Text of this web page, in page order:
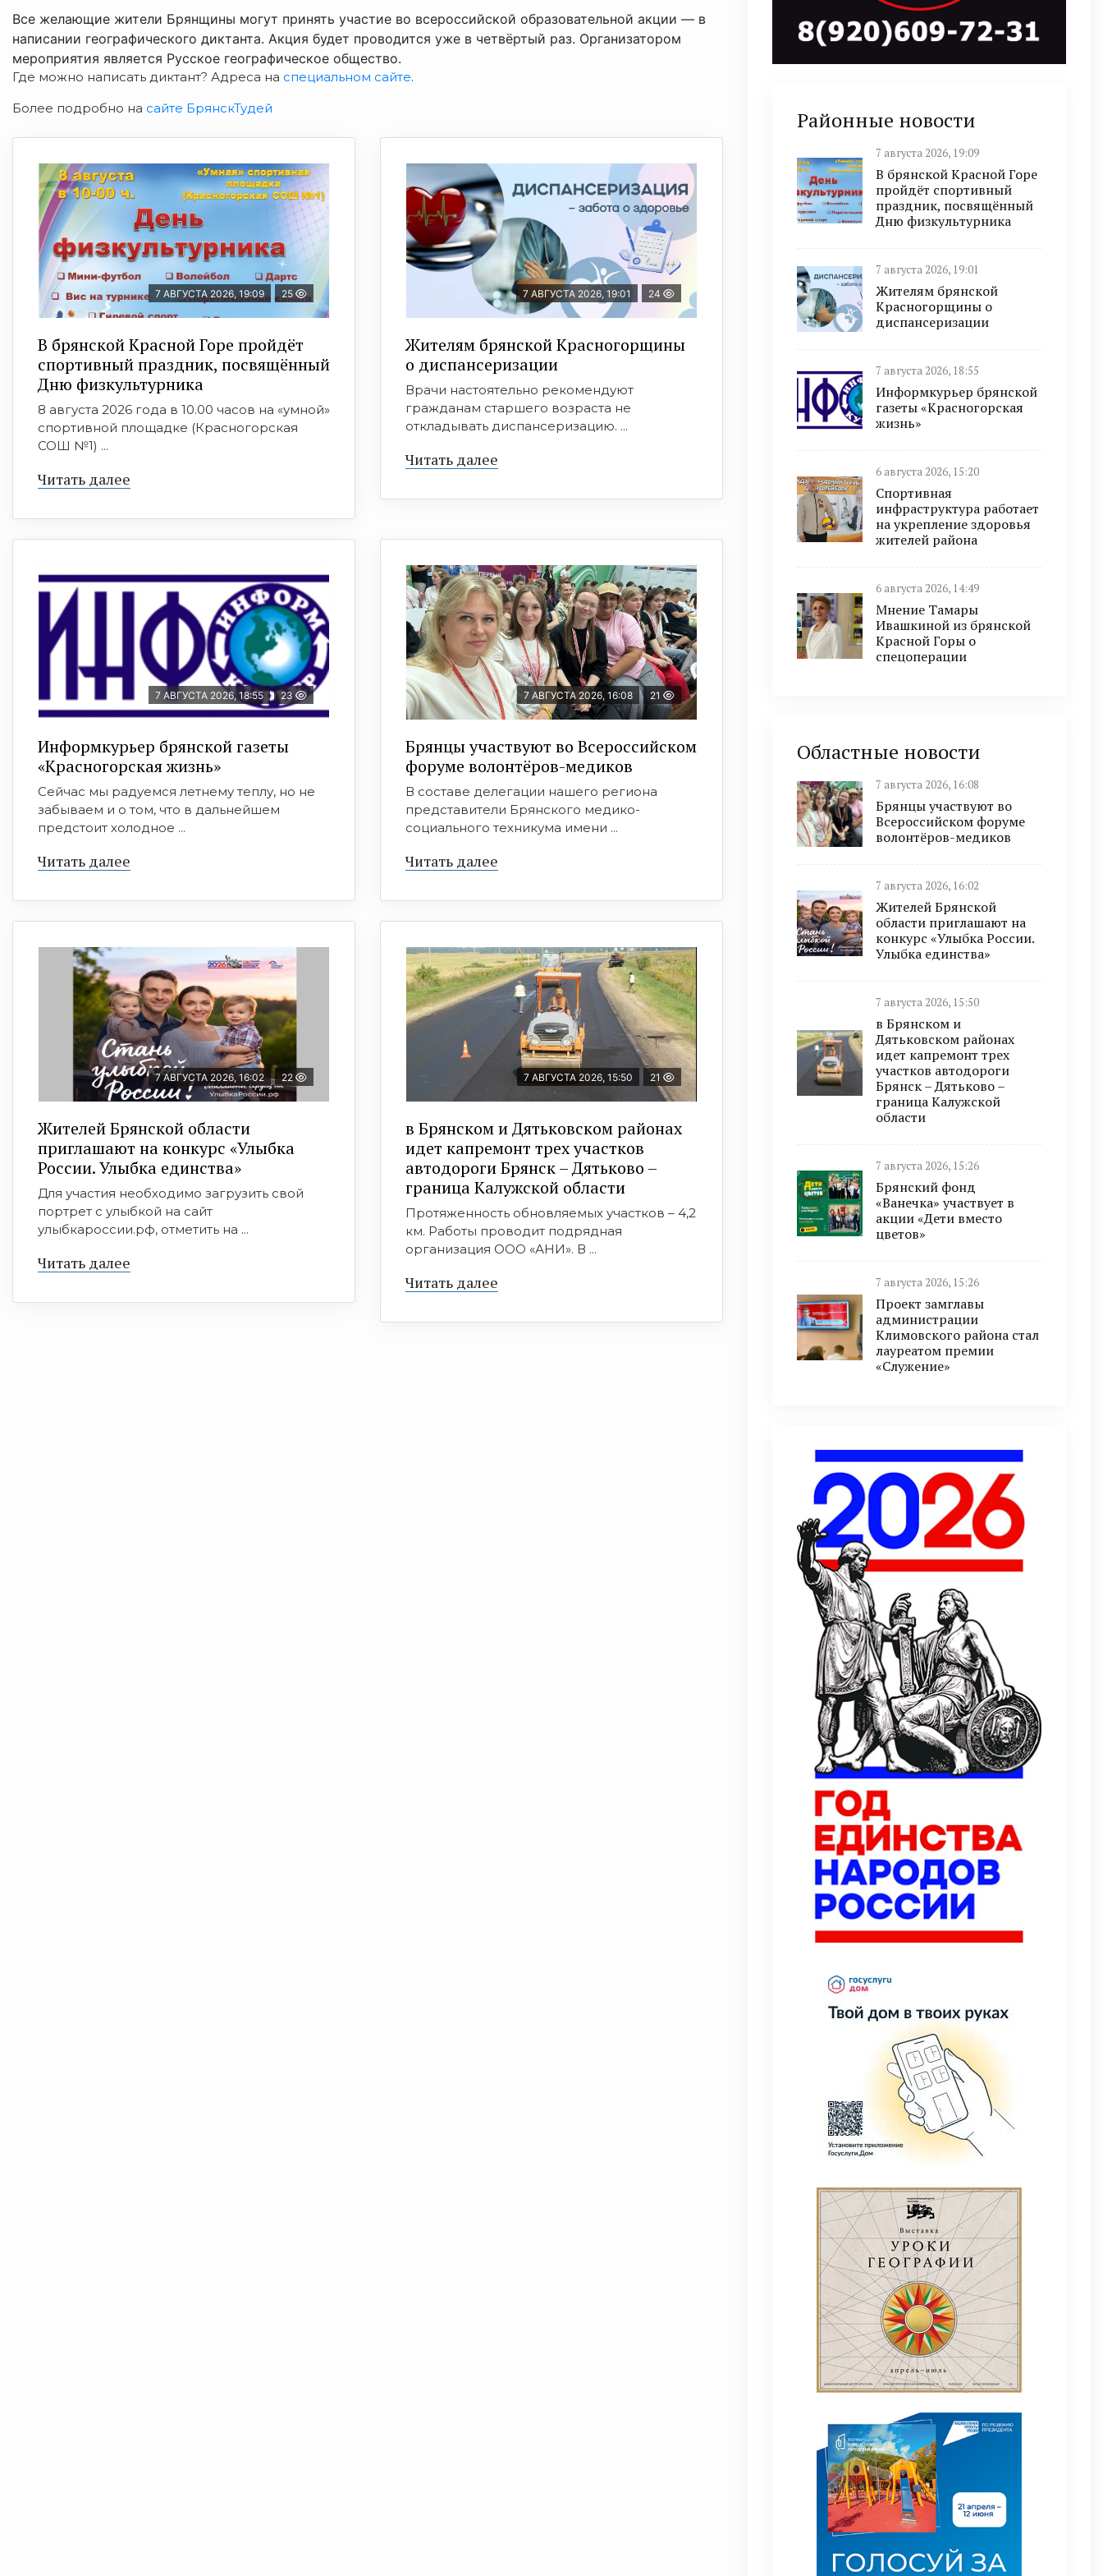
Все желающие жители Брянщины могут принять участие во всероссийской образовательной акции — в
написании географического диктанта. Акция будет проводится уже в четвёртый раз. Организатором
мероприятия является Русское географическое общество.
Где можно написать диктант? Адреса на специальном сайте.
Более подробно на сайте БрянскТудей
7 АВГУСТА 2026, 19:09 25
В брянской Красной Горе пройдёт
спортивный праздник, посвящённый
Дню физкультурника
8 августа 2026 года в 10.00 часов на «умной»
спортивной площадке (Красногорская
СОШ №1) ...
Читать далее
7 АВГУСТА 2026, 19:01 24
Жителям брянской Красногорщины
о диспансеризации
Врачи настоятельно рекомендуют
гражданам старшего возраста не
откладывать диспансеризацию. ...
Читать далее
7 АВГУСТА 2026, 18:55 23
Информкурьер брянской газеты
«Красногорская жизнь»
Сейчас мы радуемся летнему теплу, но не
забываем и о том, что в дальнейшем
предстоит холодное ...
Читать далее
7 АВГУСТА 2026, 16:08 21
Брянцы участвуют во Всероссийском
форуме волонтёров-медиков
В составе делегации нашего региона
представители Брянского медико-
социального техникума имени ...
Читать далее
7 АВГУСТА 2026, 16:02 22
Жителей Брянской области
приглашают на конкурс «Улыбка
России. Улыбка единства»
Для участия необходимо загрузить свой
портрет с улыбкой на сайт
улыбкароссии.рф, отметить на ...
Читать далее
7 АВГУСТА 2026, 15:50 21
в Брянском и Дятьковском районах
идет капремонт трех участков
автодороги Брянск – Дятьково –
граница Калужской области
Протяженность обновляемых участков – 4,2
км. Работы проводит подрядная
организация ООО «АНИ». В ...
Читать далее
Районные новости
7 августа 2026, 19:09
В брянской Красной Горе
пройдёт спортивный
праздник, посвящённый
Дню физкультурника
7 августа 2026, 19:01
Жителям брянской
Красногорщины о
диспансеризации
7 августа 2026, 18:55
Информкурьер брянской
газеты «Красногорская
жизнь»
6 августа 2026, 15:20
Спортивная
инфраструктура работает
на укрепление здоровья
жителей района
6 августа 2026, 14:49
Мнение Тамары
Ивашкиной из брянской
Красной Горы о
спецоперации
Областные новости
7 августа 2026, 16:08
Брянцы участвуют во
Всероссийском форуме
волонтёров-медиков
7 августа 2026, 16:02
Жителей Брянской
области приглашают на
конкурс «Улыбка России.
Улыбка единства»
7 августа 2026, 15:50
в Брянском и
Дятьковском районах
идет капремонт трех
участков автодороги
Брянск – Дятьково –
граница Калужской
области
7 августа 2026, 15:26
Брянский фонд
«Ванечка» участвует в
акции «Дети вместо
цветов»
7 августа 2026, 15:26
Проект замглавы
администрации
Климовского района стал
лауреатом премии
«Служение»